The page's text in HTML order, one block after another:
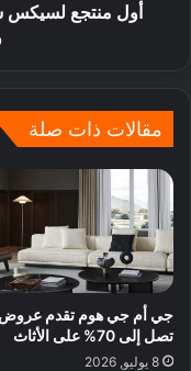
أول منتجع لسيكس
مقالات ذات صلة
جي أم جي هوم تقدم عروض
تصل إلى 70% على الأثاث
8 يوليو, 2026